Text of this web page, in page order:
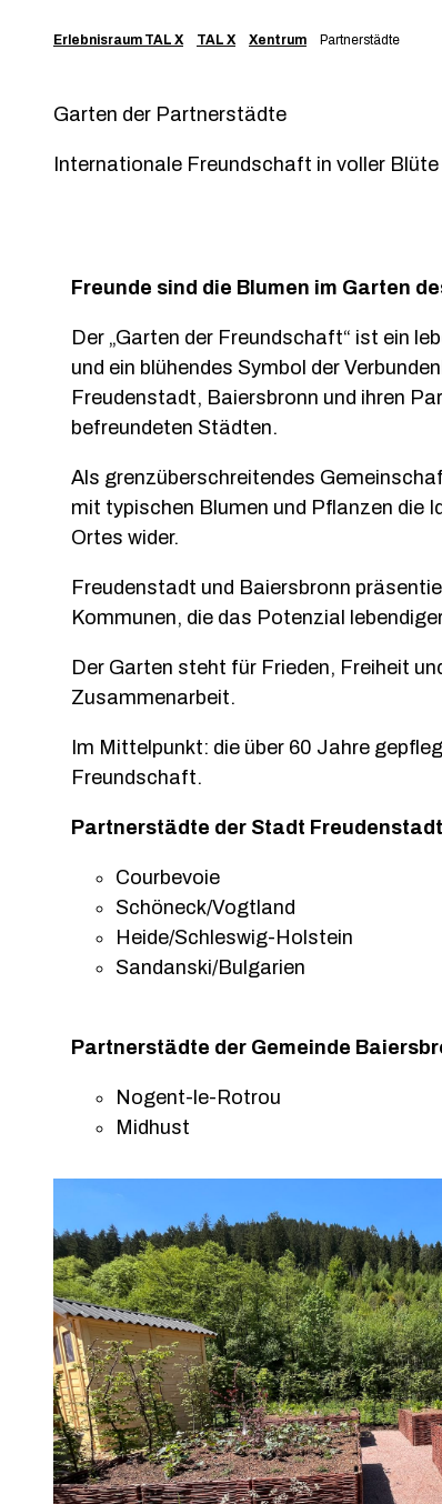
Erlebnisraum TAL X TAL X Xentrum Partnerstädte
Garten der Partnerstädte
Internationale Freundschaft in voller Blüte
Freunde sind die Blumen im Garten
Der „Garten der Freundschaft“ ist ein
und ein blühendes Symbol der
Freudenstadt, Baiersbronn und ihren
befreundeten Städten.
Als grenzüberschreitendes
mit typischen Blumen und Pflanzen die
Ortes wider.
Freudenstadt und Baiersbronn
Kommunen, die das Potenzial
Der Garten steht für Frieden, Freiheit
Zusammenarbeit.
Im Mittelpunkt: die über 60 Jahre
Freundschaft.
Partnerstädte der Stadt Freudenstadt
Courbevoie
Schöneck/Vogtland
Heide/Schleswig-Holstein
Sandanski/Bulgarien
Partnerstädte der Gemeinde
Nogent-le-Rotrou
Midhust